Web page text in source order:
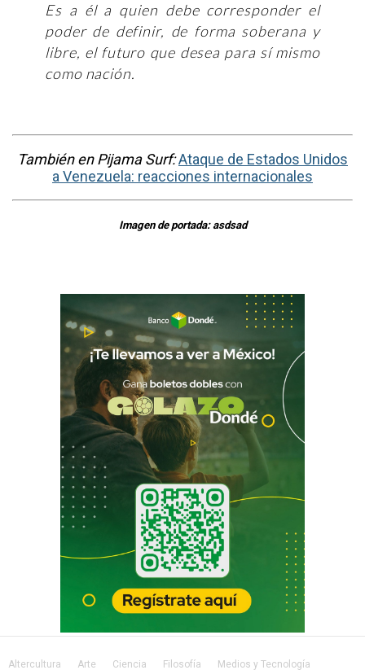
Es a él a quien debe corresponder el
poder de definir, de forma soberana y
libre, el futuro que desea para sí mismo
como nación.
También en Pijama Surf:Ataque de Estados Unidos
a Venezuela: reacciones internacionales
Imagen de portada: asdsad
Altercultura Arte Ciencia Filosofía Medios y Tecnología